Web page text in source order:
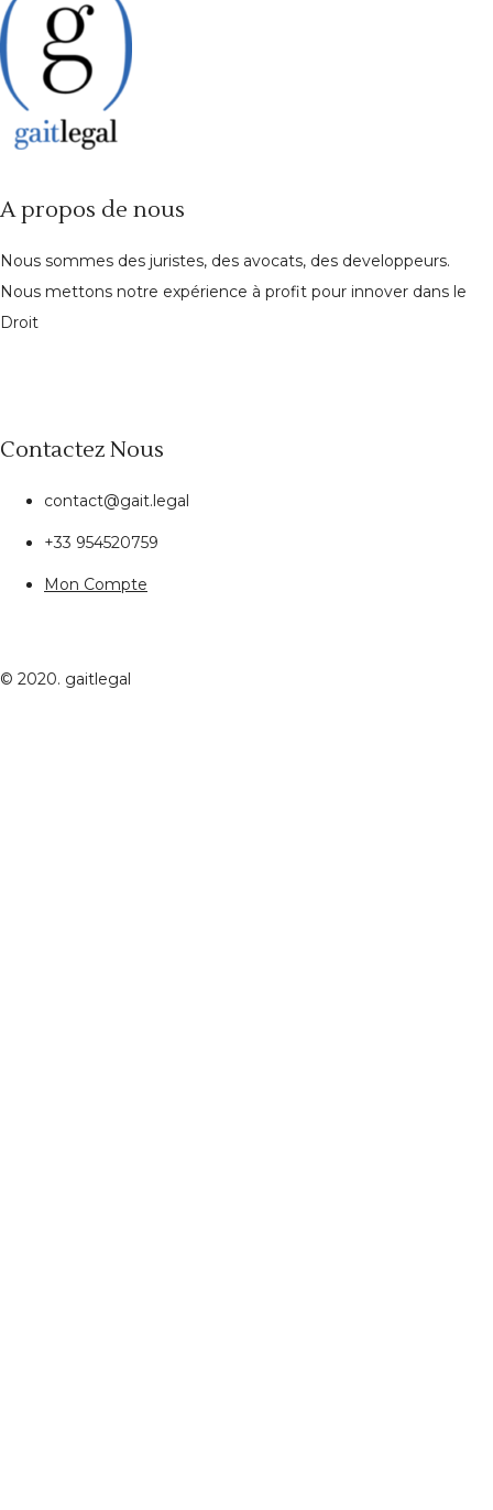
A propos de nous
Nous sommes des juristes, des avocats, des developpeurs.
Nous mettons notre expérience à profit pour innover dans le
Droit
Contactez Nous
contact@gait.legal
+33 954520759
Mon Compte
© 2020. gaitlegal